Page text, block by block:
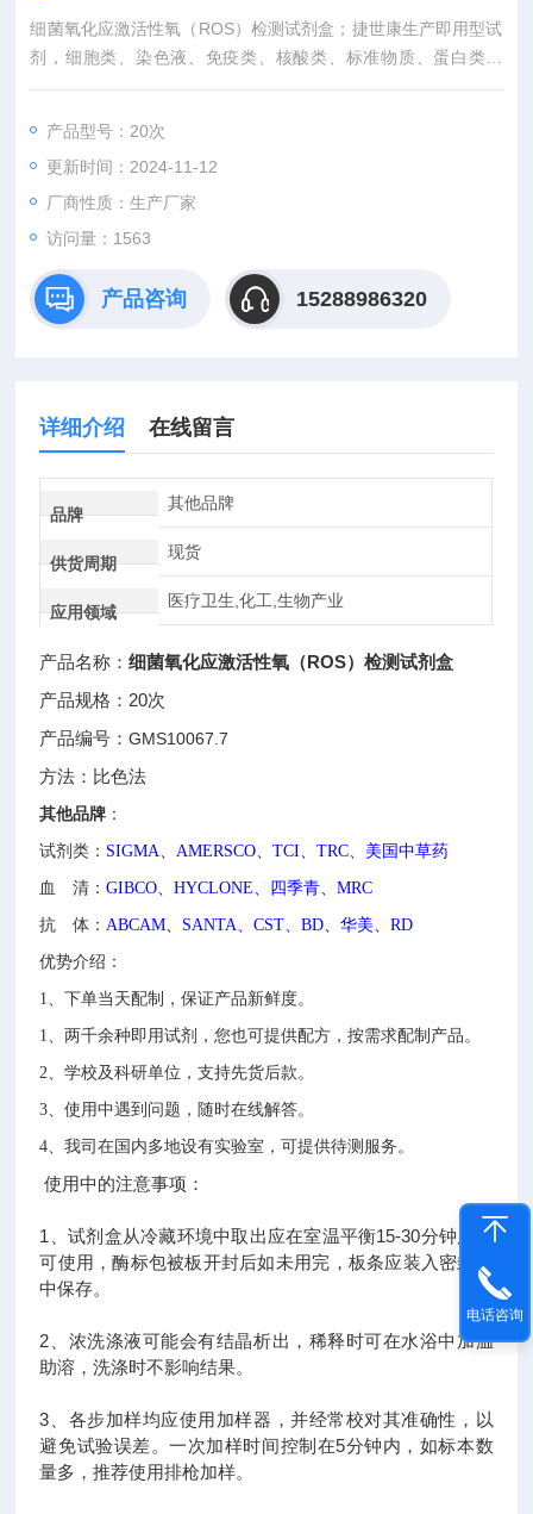
细菌氧化应激活性氧（ROS）检测试剂盒；捷世康生产即用型试
剂，细胞类、染色液、免疫类、核酸类、标准物质、蛋白类。
如：G418溶液等、Schiff试剂、吉姆萨染色液等、通用封片剂
等、SDS-PAGE蛋白加用缓冲液等产品需求量大，也可定制大包
装。
产品型号：20次
更新时间：2024-11-12
厂商性质：生产厂家
访问量：1563
产品咨询 15288986320
详细介绍 在线留言
品牌
其他品牌
供货周期
现货
应用领域
医疗卫生,化工,生物产业
产品名称：细菌氧化应激活性氧（ROS）检测试剂盒
产品规格：20次
产品编号：GMS10067.7
方法：比色法
其他品牌 ：
试剂类： SIGMA、AMERSCO、TCI、TRC、美国中草药
血 清：GIBCO、HYCLONE、四季青、MRC
抗 体：ABCAM、SANTA、CST、BD、华美、RD
优势介绍：
1、下单当天配制，保证产品新鲜度。
1、两千余种即用试剂，您也可提供配方，按需求配制产品。
2、学校及科研单位，支持先货后款。
3、使用中遇到问题，随时在线解答。
4、我司在国内多地设有实验室，可提供待测服务。
使用中的注意事项：
1、试剂盒从冷藏环境中取出应在室温平衡15-30分钟后方
可使用，酶标包被板开封后如未用完，板条应装入密封袋
中保存。
2、浓洗涤液可能会有结晶析出，稀释时可在水浴中加温
助溶，洗涤时不影响结果。
3、各步加样均应使用加样器，并经常校对其准确性，以
避免试验误差。一次加样时间控制在5分钟内，如标本数
量多，推荐使用排枪加样。
电话咨询